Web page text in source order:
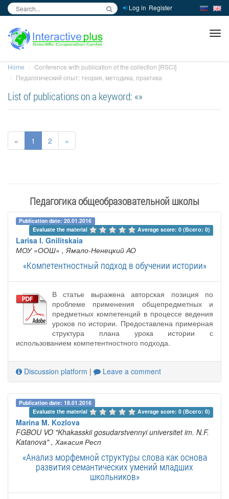
Log in Register
Home
Conference with publication of the collection [RSCI]
Педагогический опыт: теория, методика, практика
List of publications on a keyword: «»
« 1 2 »
Педагогика общеобразовательной школы
Publication date: 20.01.2016
Evaluate the material
Average score: 0 (Всего: 0)
Larisa I. Gnilitskaia
МОУ «ООШ» , Ямало-Ненецкий АО
«Компетентностный подход в обучении истории»
В статье выражена авторская позиция по
проблеме применения общепредметных и
предметных компетенций в процессе ведения
уроков по истории. Предоставлена примерная
структура плана урока истории с
использованием компетентностного подхода.
Discussion platform | Leave a comment
Publication date: 18.01.2016
Evaluate the material
Average score: 0 (Всего: 0)
Marina M. Kozlova
FGBOU VO "Khakasskii gosudarstvennyi universitet im. N.F.
Katanova" , Хакасия Респ
«Анализ морфемной структуры слова как основа
развития семантических умений младших
школьников»